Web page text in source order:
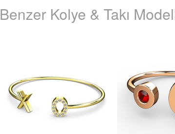
Benzer Kolye & Takı